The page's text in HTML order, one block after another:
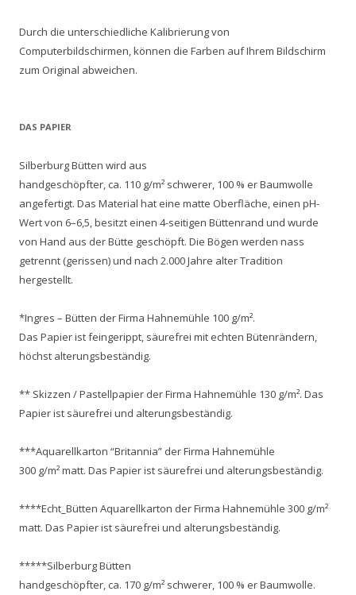
Durch die unterschiedliche Kalibrierung von
Computerbildschirmen, können die Farben auf Ihrem Bildschirm
zum Original abweichen.
DAS PAPIER
Silberburg Bütten wird aus
handgeschöpfter, ca. 110 g/m² schwerer, 100 % er Baumwolle
angefertigt. Das Material hat eine matte Oberfläche, einen pH-
Wert von 6–6,5, besitzt einen 4-seitigen Büttenrand und wurde
von Hand aus der Bütte geschöpft. Die Bögen werden nass
getrennt (gerissen) und nach 2.000 Jahre alter Tradition
hergestellt.
*Ingres – Bütten der Firma Hahnemühle 100 g/m².
Das Papier ist feingerippt, säurefrei mit echten Bütenrändern,
höchst alterungsbeständig.
** Skizzen / Pastellpapier der Firma Hahnemühle 130 g/m². Das
Papier ist säurefrei und alterungsbeständig.
***Aquarellkarton “Britannia” der Firma Hahnemühle
300 g/m² matt. Das Papier ist säurefrei und alterungsbeständig.
****Echt_Bütten Aquarellkarton der Firma Hahnemühle 300 g/m²
matt. Das Papier ist säurefrei und alterungsbeständig.
*****Silberburg Bütten
handgeschöpfter, ca. 170 g/m² schwerer, 100 % er Baumwolle.